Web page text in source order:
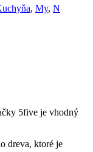
, My, N
5five je vhodný
dreva, ktoré je